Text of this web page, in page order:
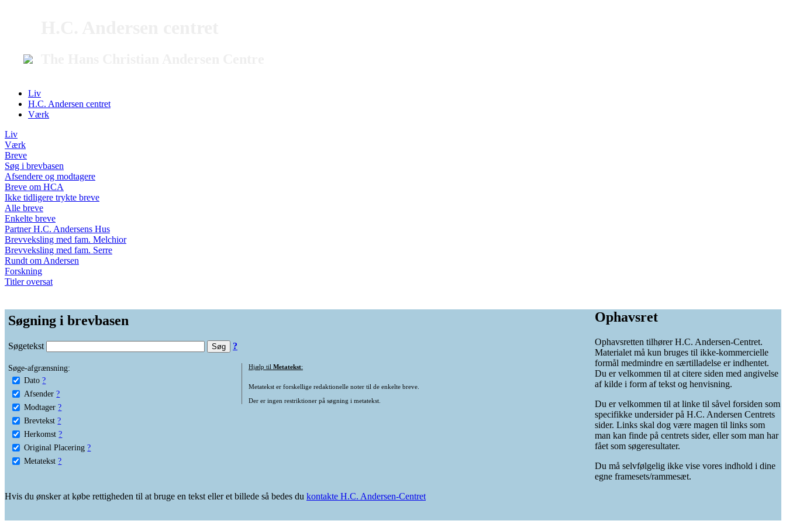
Liv
H.C. Andersen centret
Værk
Liv
Værk
Breve
Søg i brevbasen
Afsendere og modtagere
Breve om HCA
Ikke tidligere trykte breve
Alle breve
Enkelte breve
Partner H.C. Andersens Hus
Brevveksling med fam. Melchior
Brevveksling med fam. Serre
Rundt om Andersen
Forskning
Titler oversat
Søgning i brevbasen
Søgetekst ?
Søge-afgrænsning:
Dato ?
Afsender ?
Modtager ?
Brevtekst ?
Herkomst ?
Original Placering ?
Metatekst ?
Hjælp til Metatekst:
Metatekst er forskellige redaktionelle noter til de enkelte breve.
Der er ingen restriktioner på søgning i metatekst.
Ophavsret
Ophavsretten tilhører H.C. Andersen-Centret.
Materialet må kun bruges til ikke-kommercielle
formål medmindre en særtilladelse er indhentet.
Du er velkommen til at citere siden med angivelse
af kilde i form af tekst og henvisning.
Du er velkommen til at linke til såvel forsiden som
specifikke undersider på H.C. Andersen Centrets
sider. Links skal dog være magen til links som
man kan finde på centrets sider, eller som man har
fået som søgeresultater.
Du må selvfølgelig ikke vise vores indhold i dine
egne framesets/rammesæt.
Hvis du ønsker at købe rettigheden til at bruge en tekst eller et billede så bedes du kontakte H.C. Andersen-Centret